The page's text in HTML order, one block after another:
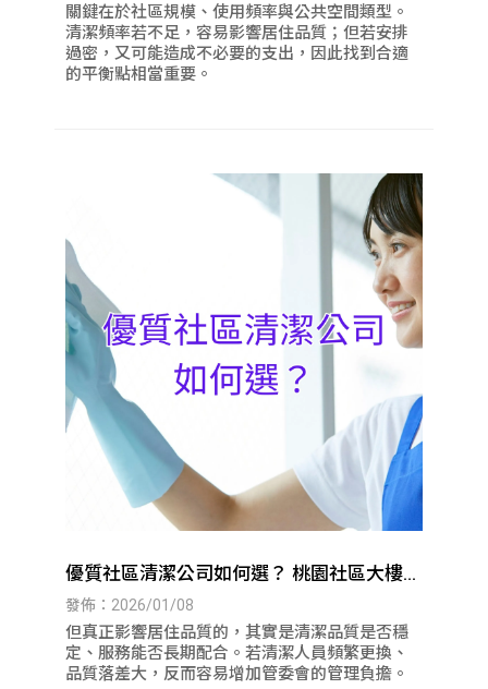
關鍵在於社區規模、使用頻率與公共空間類型。
清潔頻率若不足，容易影響居住品質；但若安排
過密，又可能造成不必要的支出，因此找到合適
的平衡點相當重要。
優質社區清潔公司如何選？ 桃園社區大樓清
潔｜八德社區大樓清潔
發佈：2026/01/08
但真正影響居住品質的，其實是清潔品質是否穩
定、服務能否長期配合。若清潔人員頻繁更換、
品質落差大，反而容易增加管委會的管理負擔。